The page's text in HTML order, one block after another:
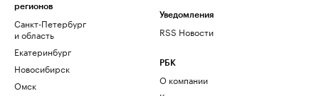
регионов
Санкт-Петербург
и область
Екатеринбург
Новосибирск
Омск
Уведомления
RSS Новости
РБК
О компании